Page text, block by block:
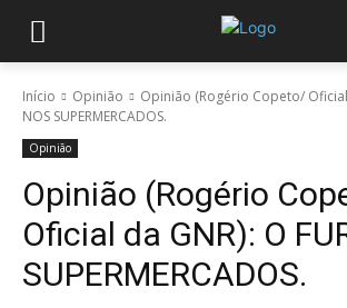
Início Opinião
Opinião (Rogério Copeto/ Oficial
NOS SUPERMERCADOS.
Opinião
Opinião (Rogério
Oficial da GNR): O
SUPERMERCADOS.